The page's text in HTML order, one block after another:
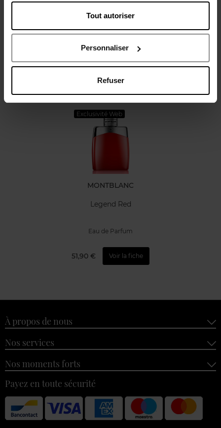
Tout autoriser
Personnaliser
Refuser
Politique relative aux avis des clients
Oublié quelque chose ?
Exclusivité Web
MONTBLANC
Legend Red
Eau de Parfum
51,90 € Voir la fiche
À propos de nous
Nos services
Nos moments forts
Payez en toute sécurité